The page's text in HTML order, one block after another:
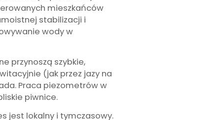
mieszkańców
stabilizacji i
wody w
przynoszą szybkie,
(jak przez jazy na
Praca piezometrów w
piwnice.
jest lokalny i tymczasowy.